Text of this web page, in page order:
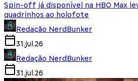
Spin-off já disponível na HBO Max
quadrinhos ao holofote
Redação NerdBunker
31.jul.26
Redação NerdBunker
31.jul.26